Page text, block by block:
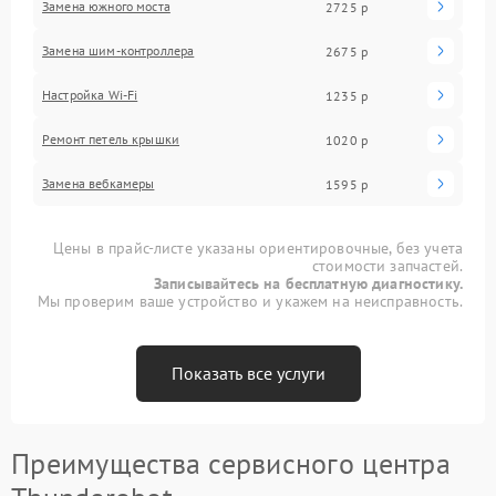
Замена южного моста 2725 р
Замена шим-контроллера 2675 р
Настройка Wi-Fi 1235 р
Ремонт петель крышки 1020 р
Замена вебкамеры 1595 р
Цены в прайс-листе указаны ориентировочные, без учета
стоимости запчастей.
Записывайтесь на бесплатную диагностику.
Мы проверим ваше устройство и укажем на неисправность.
Показать все услуги
Преимущества сервисного центра